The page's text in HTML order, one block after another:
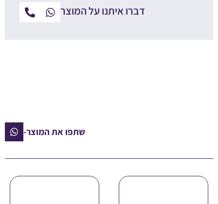
דברו איתנו על המוצר
שתפו את המוצר-